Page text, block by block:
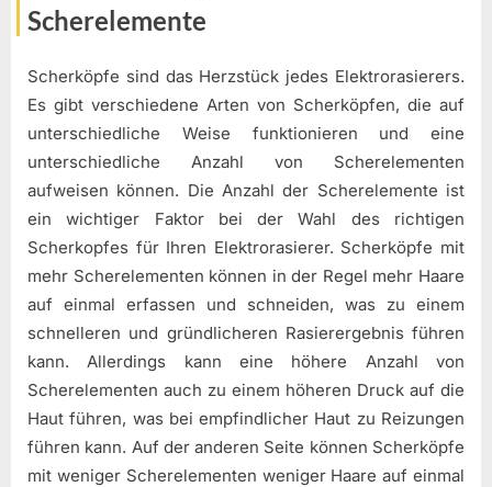
Scherelemente
Scherköpfe sind das Herzstück jedes Elektrorasierers.
Es gibt verschiedene Arten von Scherköpfen, die auf
unterschiedliche Weise funktionieren und eine
unterschiedliche Anzahl von Scherelementen
aufweisen können. Die Anzahl der Scherelemente ist
ein wichtiger Faktor bei der Wahl des richtigen
Scherkopfes für Ihren Elektrorasierer. Scherköpfe mit
mehr Scherelementen können in der Regel mehr Haare
auf einmal erfassen und schneiden, was zu einem
schnelleren und gründlicheren Rasierergebnis führen
kann. Allerdings kann eine höhere Anzahl von
Scherelementen auch zu einem höheren Druck auf die
Haut führen, was bei empfindlicher Haut zu Reizungen
führen kann. Auf der anderen Seite können Scherköpfe
mit weniger Scherelementen weniger Haare auf einmal